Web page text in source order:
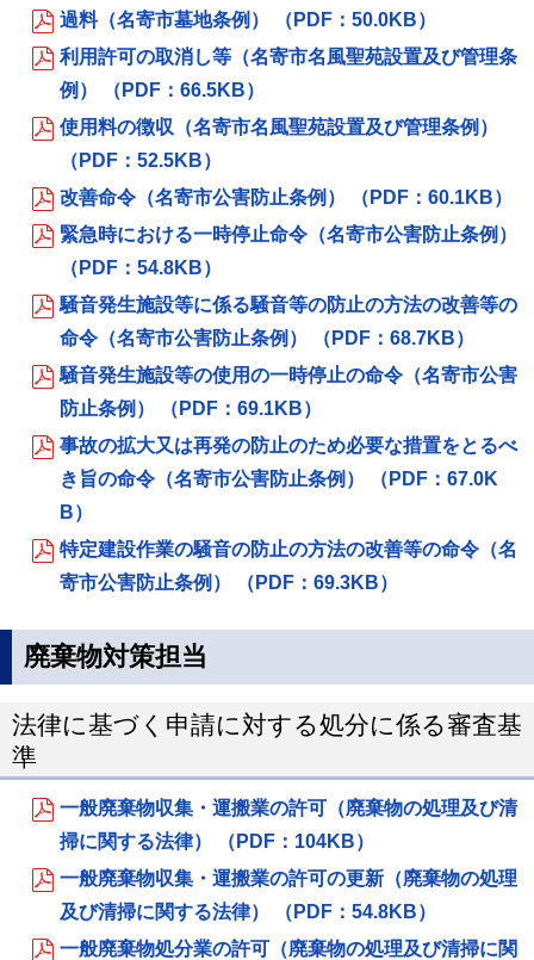
過料（名寄市墓地条例） （PDF：50.0KB）
利用許可の取消し等（名寄市名風聖苑設置及び管理条
例） （PDF：66.5KB）
使用料の徴収（名寄市名風聖苑設置及び管理条例）
（PDF：52.5KB）
改善命令（名寄市公害防止条例） （PDF：60.1KB）
緊急時における一時停止命令（名寄市公害防止条例）
（PDF：54.8KB）
騒音発生施設等に係る騒音等の防止の方法の改善等の
命令（名寄市公害防止条例） （PDF：68.7KB）
騒音発生施設等の使用の一時停止の命令（名寄市公害
防止条例） （PDF：69.1KB）
事故の拡大又は再発の防止のため必要な措置をとるべ
き旨の命令（名寄市公害防止条例） （PDF：67.0K
B）
特定建設作業の騒音の防止の方法の改善等の命令（名
寄市公害防止条例） （PDF：69.3KB）
廃棄物対策担当
法律に基づく申請に対する処分に係る審査基
準
一般廃棄物収集・運搬業の許可（廃棄物の処理及び清
掃に関する法律） （PDF：104KB）
一般廃棄物収集・運搬業の許可の更新（廃棄物の処理
及び清掃に関する法律） （PDF：54.8KB）
一般廃棄物処分業の許可（廃棄物の処理及び清掃に関